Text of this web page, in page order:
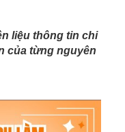
liệu thông tin chi
của từng nguyên